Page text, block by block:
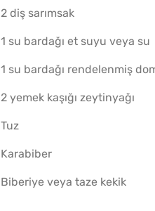
2 diş sarımsak
1 su bardağı et suyu veya su
1 su bardağı rendelenmiş
2 yemek kaşığı zeytinyağı
Tuz
Karabiber
Biberiye veya taze kekik